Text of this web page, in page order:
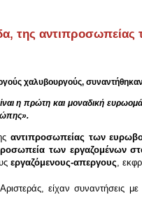
της
χαλυβουργούς,
η πρώτη και μοναδική
αντιπροσωπείας των
των εργαζομένων
εργαζόμενους-απεργους ,
Αριστεράς, είχαν